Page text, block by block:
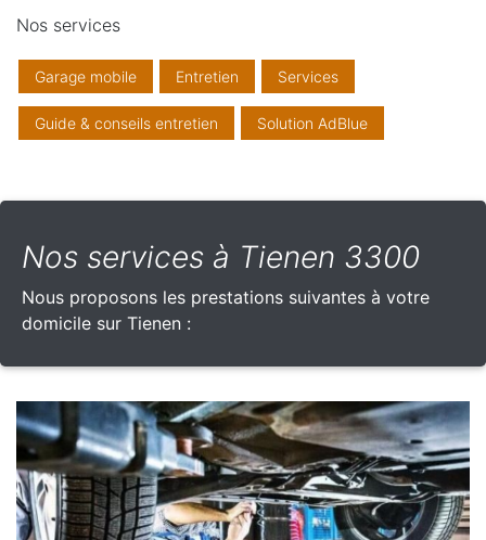
Nos services
Garage mobile Entretien Services
Guide & conseils entretien Solution AdBlue
Nos services à Tienen 3300
Nous proposons les prestations suivantes à votre
domicile sur Tienen :